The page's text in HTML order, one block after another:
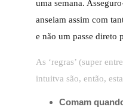
uma semana.
anseiam assim com
e não um passe direto
As ‘regras’ (super
intuitva são, então,
Comam